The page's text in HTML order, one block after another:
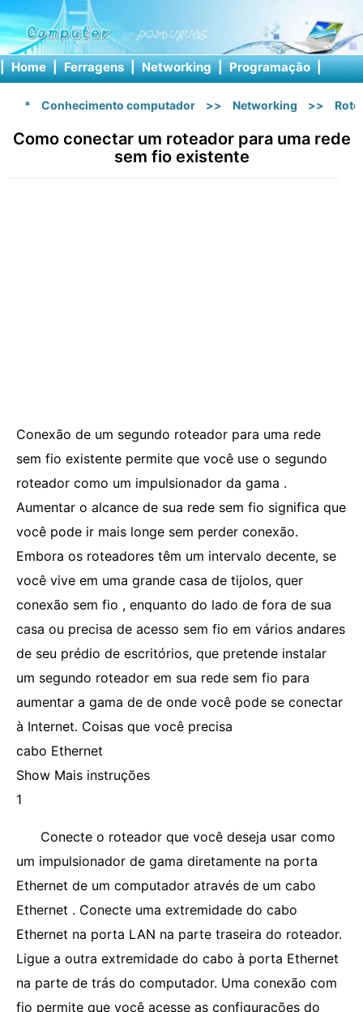
| Home | Ferragens | Networking | Programação |
* Conhecimento computador >> Networking >>
Como conectar um roteador para uma rede
sem fio existente
Conexão de um segundo roteador para uma rede
sem fio existente permite que você use o segundo
roteador como um impulsionador da gama .
Aumentar o alcance de sua rede sem fio significa que
você pode ir mais longe sem perder conexão.
Embora os roteadores têm um intervalo decente, se
você vive em uma grande casa de tijolos, quer
conexão sem fio , enquanto do lado de fora de sua
casa ou precisa de acesso sem fio em vários andares
de seu prédio de escritórios, que pretende instalar
um segundo roteador em sua rede sem fio para
aumentar a gama de de onde você pode se conectar
à Internet. Coisas que você precisa
cabo Ethernet
Show Mais instruções
1
Conecte o roteador que você deseja usar como
um impulsionador de gama diretamente na porta
Ethernet de um computador através de um cabo
Ethernet . Conecte uma extremidade do cabo
Ethernet na porta LAN na parte traseira do roteador.
Ligue a outra extremidade do cabo à porta Ethernet
na parte de trás do computador. Uma conexão com
fio permite que você acesse as configurações do